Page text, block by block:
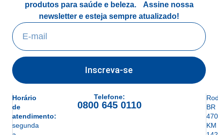
produtos para saúde e beleza. Assine nossa
newsletter e esteja sempre atualizado!
Inscreva-se
Horário
de
atendimento:
segunda
Telefone:
0800 645 0110
BR
KM